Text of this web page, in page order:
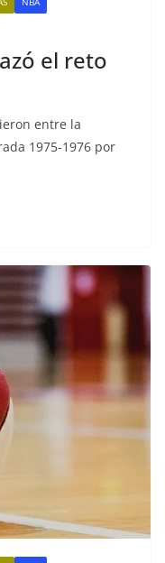
el reto
entre la
1975-1976 por